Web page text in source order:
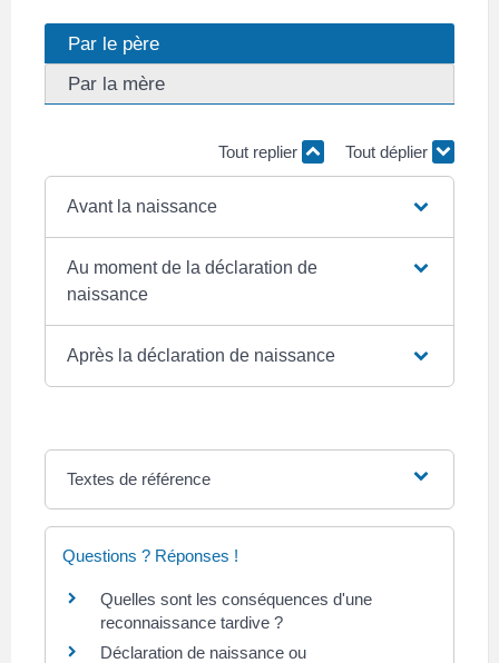
Par le père
Par la mère
Tout replier Tout déplier
Avant la naissance
Au moment de la déclaration de
naissance
Après la déclaration de naissance
Textes de référence
Questions ? Réponses !
Quelles sont les conséquences d'une
reconnaissance tardive ?
Déclaration de naissance ou